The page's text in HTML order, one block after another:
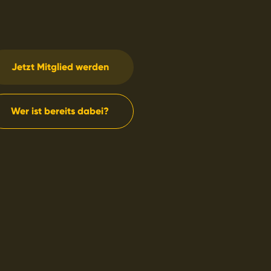
Jetzt Mitglied werden
Wer ist bereits dabei?